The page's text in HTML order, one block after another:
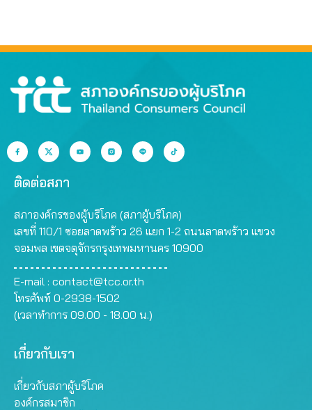
ติดต่อสภา
สภาองค์กรของผู้บริโภค (สภาผู้บริโภค)
เลขที่ 110/1 ซอยลาดพร้าว 26 แยก 1-2 ถนนลาดพร้าว แขวง
จอมพล เขตจตุจักรกรุงเทพมหานคร 10900
E-mail : contact@tcc.or.th
โทรศัพท์ 0-2938-1502
(เวลาทำการ 09.00 - 18.00 น.)
เกี่ยวกับเรา
เกี่ยวกับสภาผู้บริโภค
องค์กรสมาชิก